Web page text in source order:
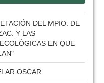
DEL MPIO. DE
Y LAS
EN QUE
OSCAR